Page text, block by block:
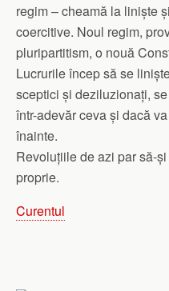
regim – cheamă la liniște
coercitive. Noul regim,
pluripartitism, o nouă
Lucrurile încep să se
sceptici și deziluzionați,
într-adevăr ceva și dacă
înainte.
Revoluțiile de azi par să-
proprie.
Curentul